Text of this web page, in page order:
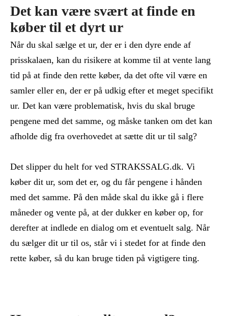
Det kan være svært at finde en
køber til et dyrt ur
Når du skal sælge et ur, der er i den dyre ende af
prisskalaen, kan du risikere at komme til at vente lang
tid på at finde den rette køber, da det ofte vil være en
samler eller en, der er på udkig efter et meget specifikt
ur. Det kan være problematisk, hvis du skal bruge
pengene med det samme, og måske tanken om det kan
afholde dig fra overhovedet at sætte dit ur til salg?
Det slipper du helt for ved STRAKSSALG.dk. Vi
køber dit ur, som det er, og du får pengene i hånden
med det samme. På den måde skal du ikke gå i flere
måneder og vente på, at der dukker en køber op, for
derefter at indlede en dialog om et eventuelt salg. Når
du sælger dit ur til os, står vi i stedet for at finde den
rette køber, så du kan bruge tiden på vigtigere ting.